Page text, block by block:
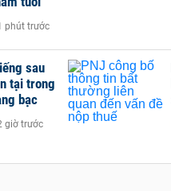
phút trước
sau
tại trong
bạc
giờ trước